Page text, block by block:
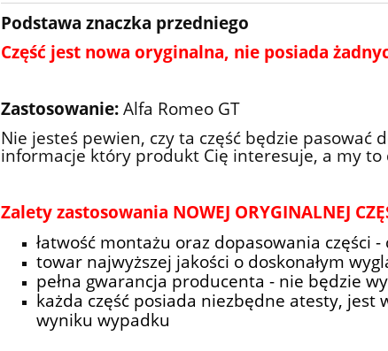
Podstawa znaczka przedniego
Część jest nowa oryginalna, nie posiada
Zastosowanie: Alfa Romeo GT
Nie jesteś pewien, czy ta część będzie pasować
informacje który produkt Cię interesuje, a my to
Zalety zastosowania NOWEJ ORYGINALNEJ
łatwość montażu oraz dopasowania części
towar najwyższej jakości o doskonałym
pełna gwarancja producenta - nie będzie
każda część posiada niezbędne atesty, jest
wyniku wypadku